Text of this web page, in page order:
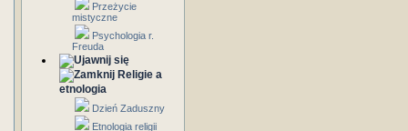
Przeżycie
mistyczne
Psychologia r.
Freuda
Religie a
etnologia
Dzień Zaduszny
Etnologia religii